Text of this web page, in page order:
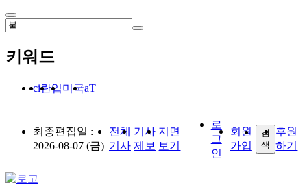
키워드
ci란입미국aT
최종편집일 :
2026-08-07 (금)
전체
기사
기사
제보
지면
보기
로
그
인
회원
가입
검
색
후원
하기